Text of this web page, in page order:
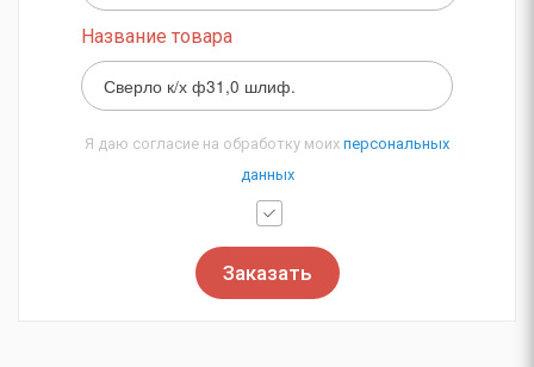
Название товара
Я даю согласие на обработку моих персональных
данных
Заказать